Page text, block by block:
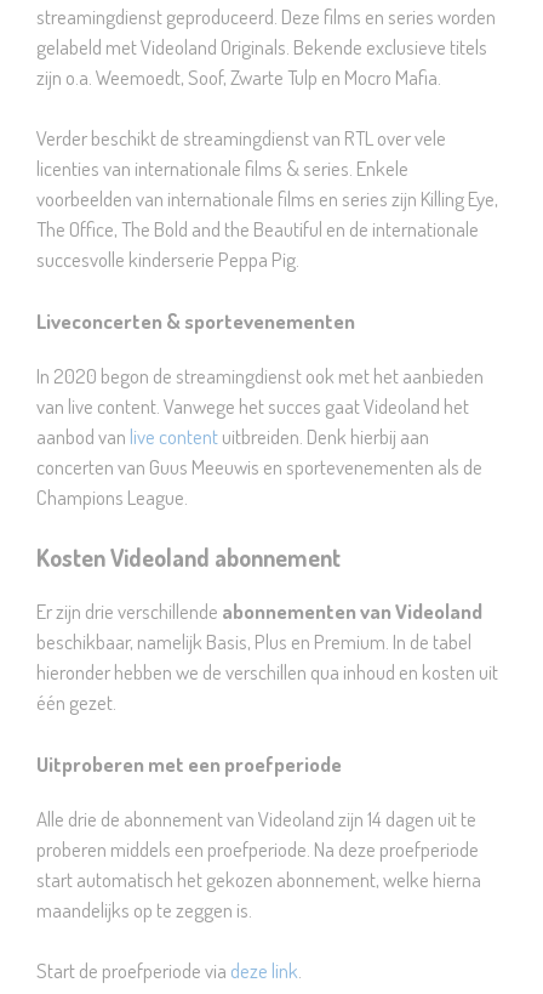
streamingdienst geproduceerd. Deze films en series worden
gelabeld met Videoland Originals. Bekende exclusieve titels
zijn o.a. Weemoedt, Soof, Zwarte Tulp en Mocro Mafia.
Verder beschikt de streamingdienst van RTL over vele
licenties van internationale films & series. Enkele
voorbeelden van internationale films en series zijn Killing Eye,
The Office, The Bold and the Beautiful en de internationale
succesvolle kinderserie Peppa Pig.
Liveconcerten & sportevenementen
In 2020 begon de streamingdienst ook met het aanbieden
van live content. Vanwege het succes gaat Videoland het
aanbod van live contentuitbreiden. Denk hierbij aan
concerten van Guus Meeuwis en sportevenementen als de
Champions League.
Kosten Videoland abonnement
Er zijn drie verschillende abonnementen van Videoland
beschikbaar, namelijk Basis, Plus en Premium. In de tabel
hieronder hebben we de verschillen qua inhoud en kosten uit
één gezet.
Uitproberen met een proefperiode
Alle drie de abonnement van Videoland zijn 14 dagen uit te
proberen middels een proefperiode. Na deze proefperiode
start automatisch het gekozen abonnement, welke hierna
maandelijks op te zeggen is.
Start de proefperiode via deze link